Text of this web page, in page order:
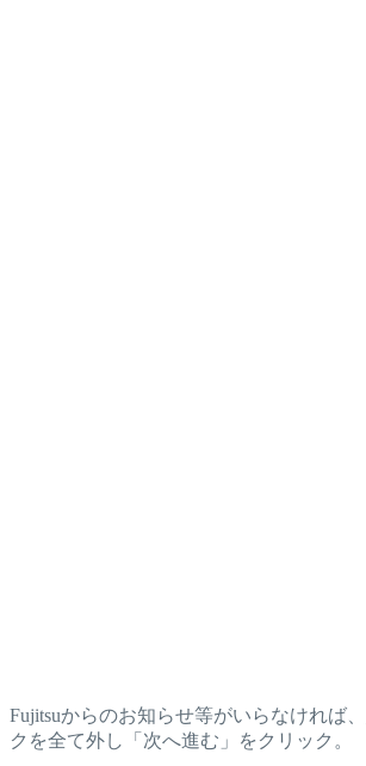
Fujitsuからのお知らせ等がいらなければ
クを全て外し「次へ進む」をクリック。